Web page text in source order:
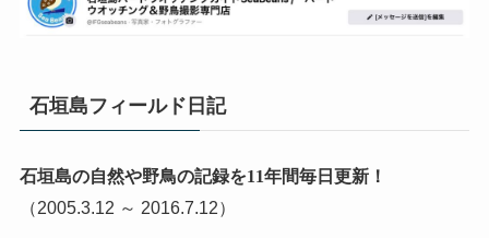
石垣島フィールド日記
石垣島の自然や野鳥の記録を11年間毎日更新！
（2005.3.12 ～ 2016.7.12）